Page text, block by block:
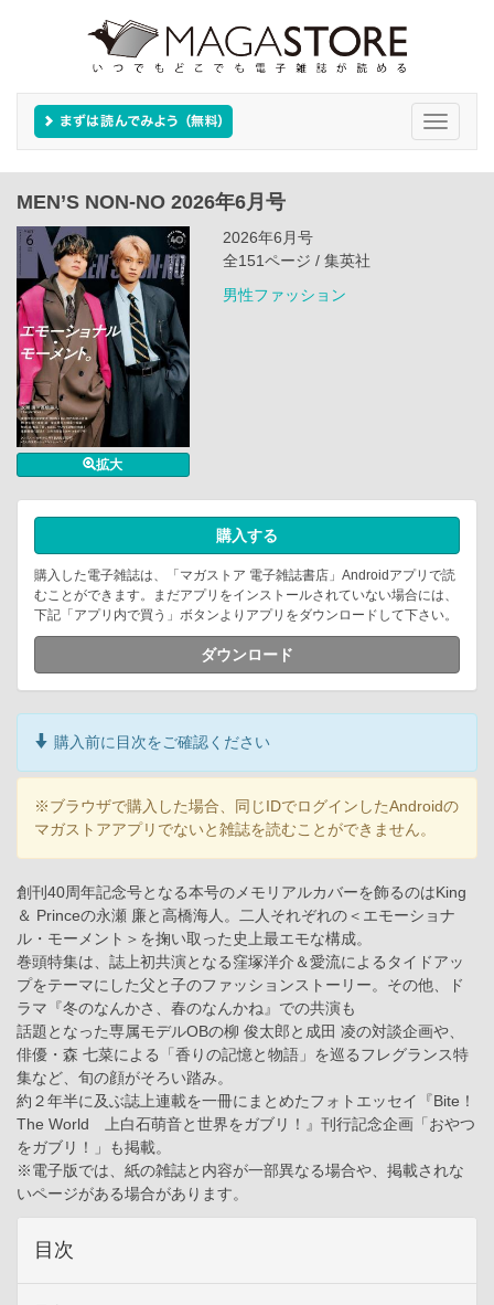
Toggle
MEN’S NON‐NO 2026年6月号
拡大
2026年6月号
全151ページ / 集英社
男性ファッション
購入する
購入した電子雑誌は、「マガストア 電子雑誌書店」Androidアプリで読
むことができます。まだアプリをインストールされていない場合には、
下記「アプリ内で買う」ボタンよりアプリをダウンロードして下さい。
ダウンロード
購入前に目次をご確認ください
※ブラウザで購入した場合、同じIDでログインしたAndroidの
マガストアアプリでないと雑誌を読むことができません。
創刊40周年記念号となる本号のメモリアルカバーを飾るのはKing
＆ Princeの永瀬 廉と高橋海人。二人それぞれの＜エモーショナ
ル・モーメント＞を掬い取った史上最エモな構成。
巻頭特集は、誌上初共演となる窪塚洋介＆愛流によるタイドアッ
プをテーマにした父と子のファッションストーリー。その他、ド
ラマ『冬のなんかさ、春のなんかね』での共演も
話題となった専属モデルOBの柳 俊太郎と成田 凌の対談企画や、
俳優・森 七菜による「香りの記憶と物語」を巡るフレグランス特
集など、旬の顔がそろい踏み。
約２年半に及ぶ誌上連載を一冊にまとめたフォトエッセイ『Bite！
The World 上白石萌音と世界をガブリ！』刊行記念企画「おやつ
をガブリ！」も掲載。
※電子版では、紙の雑誌と内容が一部異なる場合や、掲載されな
いページがある場合があります。
目次